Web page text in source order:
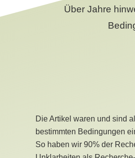
Über Jahre
Die Artikel waren und sind
bestimmten Bedingungen
So haben wir 90% der